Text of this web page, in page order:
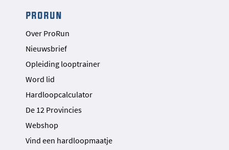
prorun
Over ProRun
Nieuwsbrief
Opleiding looptrainer
Word lid
Hardloopcalculator
De 12 Provincies
Webshop
Vind een hardloopmaatje